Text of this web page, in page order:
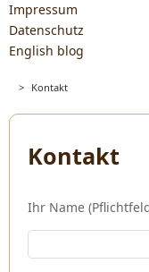
Impressum
Datenschutz
English blog
> Kontakt
Kontakt
Ihr Name